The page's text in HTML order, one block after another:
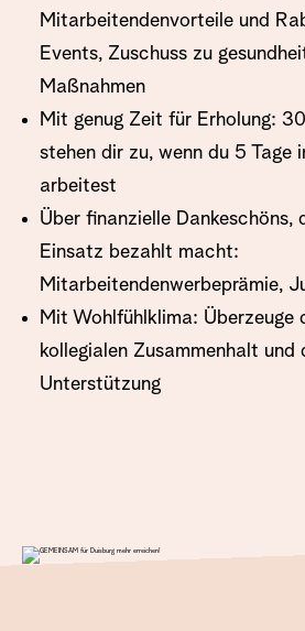
Mitarbeitendenvorteile und
Events, Zuschuss zu
Maßnahmen
Mit genug Zeit für Erholung:
stehen dir zu, wenn du 5 Tage
arbeitest
Über finanzielle Dankeschöns,
Einsatz bezahlt macht:
Mitarbeitendenwerbeprämie,
Mit Wohlfühlklima: Überzeuge
kollegialen Zusammenhalt und
Unterstützung